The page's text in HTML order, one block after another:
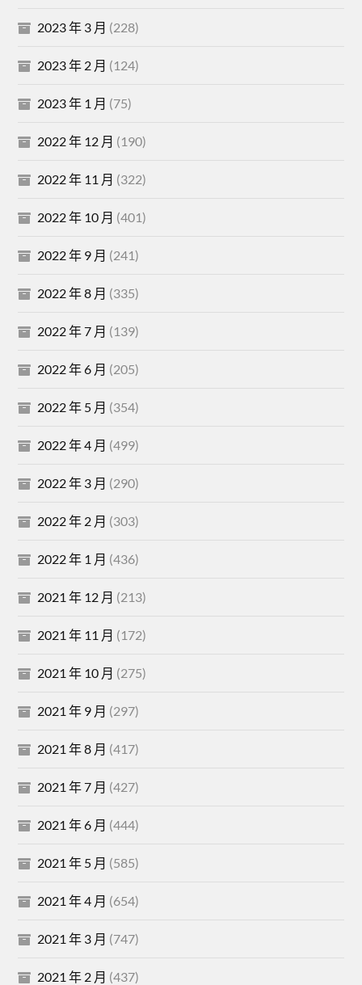
2023 年 3 月 (228)
2023 年 2 月 (124)
2023 年 1 月 (75)
2022 年 12 月 (190)
2022 年 11 月 (322)
2022 年 10 月 (401)
2022 年 9 月 (241)
2022 年 8 月 (335)
2022 年 7 月 (139)
2022 年 6 月 (205)
2022 年 5 月 (354)
2022 年 4 月 (499)
2022 年 3 月 (290)
2022 年 2 月 (303)
2022 年 1 月 (436)
2021 年 12 月 (213)
2021 年 11 月 (172)
2021 年 10 月 (275)
2021 年 9 月 (297)
2021 年 8 月 (417)
2021 年 7 月 (427)
2021 年 6 月 (444)
2021 年 5 月 (585)
2021 年 4 月 (654)
2021 年 3 月 (747)
2021 年 2 月 (437)